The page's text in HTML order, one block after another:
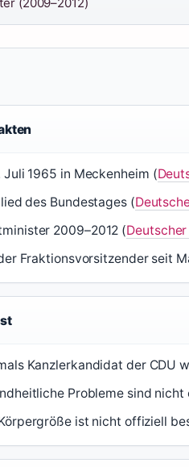
Juli 1965 in Meckenheim (
des Bundestages (
2009–2012 (
Fraktionsvorsitzender seit
Kanzlerkandidat der CDU
Probleme sind
ist nicht offiziell